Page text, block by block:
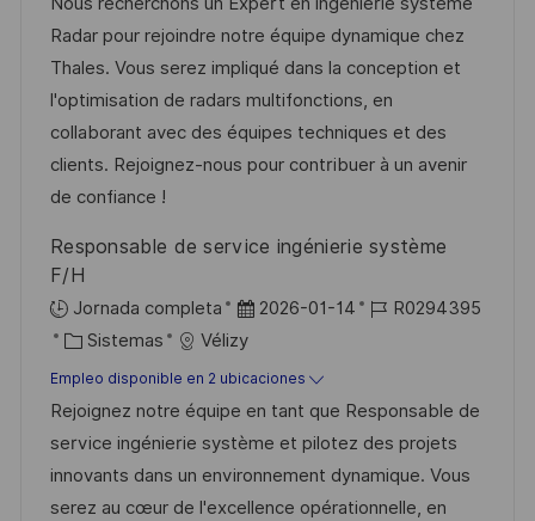
a
c
i
ó
n
h
a
d
e
p
u
l
c
c
i
ó
n
e
e
m
p
l
e
g
o
r
í
Radar pour rejoindre notre équipe dynamique chez
Thales. Vous serez impliqué dans la conception et
l'optimisation de radars multifonctions, en
collaborant avec des équipes techniques et des
clients. Rejoignez-nous pour contribuer à un avenir
de confiance !
Responsable de service ingénierie système
F/H
Jornada completa
F
e
c
h
a
d
e
2026-01-14
I
e
e
m
p
R0294395
C
a
t
e
g
o
Sistemas Vélizy
Empleo disponible en 2 ubicaciones
Rejoignez notre équipe en tant que Responsable de
service ingénierie système et pilotez des projets
innovants dans un environnement dynamique. Vous
serez au cœur de l'excellence opérationnelle, en